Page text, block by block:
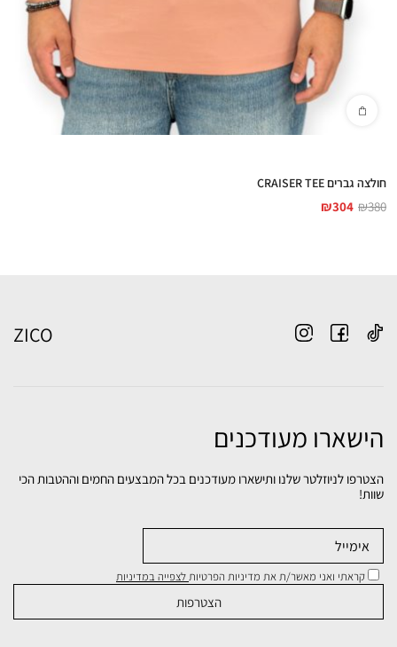
חולצה גברים CRAISER TEE
₪380
₪304
ZICO
הישארו מעודכנים
הצטרפו לניוזלטר שלנו ותישארו מעודכנים בכל המבצעים החמים וההטבות הכי
שוות!
קראתי ואני מאשר/ת את מדיניות הפרטיותלצפייה במדיניות